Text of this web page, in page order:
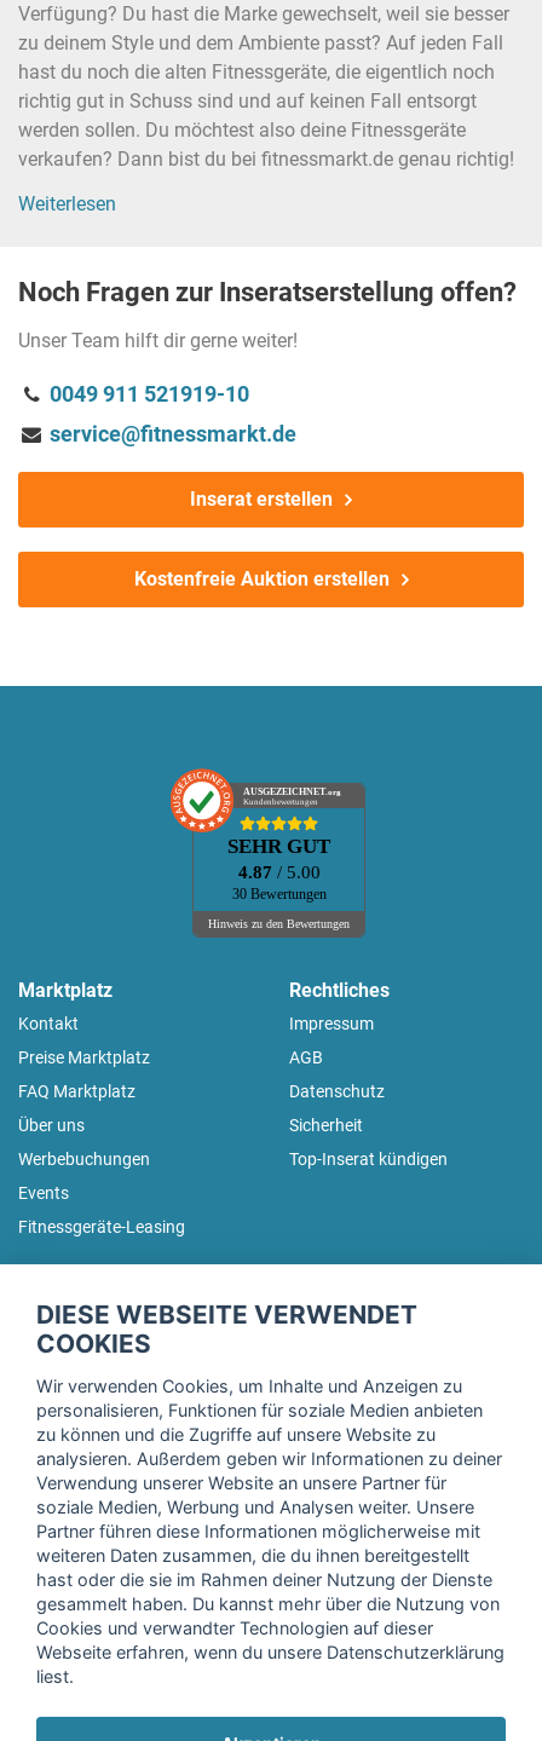
Verfügung? Du hast die Marke gewechselt, weil sie besser
zu deinem Style und dem Ambiente passt? Auf jeden Fall
hast du noch die alten Fitnessgeräte, die eigentlich noch
richtig gut in Schuss sind und auf keinen Fall entsorgt
werden sollen. Du möchtest also deine Fitnessgeräte
verkaufen? Dann bist du bei fitnessmarkt.de genau richtig!
Weiterlesen
Noch Fragen zur Inseratserstellung offen?
Unser Team hilft dir gerne weiter!
0049 911 521919-10
service@fitnessmarkt.de
Inserat erstellen
Kostenfreie Auktion erstellen
AUSGEZEICHNET .org
Kundenbewertungen
SEHR GUT
4.87 / 5.00
30 Bewertungen
Hinweis zu den Bewertungen
Marktplatz
Kontakt
Preise Marktplatz
FAQ Marktplatz
Über uns
Werbebuchungen
Events
Fitnessgeräte-Leasing
Rechtliches
Impressum
AGB
Datenschutz
Sicherheit
Top-Inserat kündigen
Trage dich hier für unseren Newsletter ein und erhalte regelmäßig
Ich stimme der Verarbeitung meiner Daten, wie in der
Einwilligungserklärungder fitnessmarkt.de services GmbH
beschrieben, zu und bestätige, dass ich das 16. Lebensjahr
vollendet habe. Ich kann diese Einwilligung jederzeit mit
Wirkung für die Zukunft widerrufen. Weitere Informationen
finden Sie in unsererDatenschutzerklärung.
DIESE WEBSEITE VERWENDET
COOKIES
Wir verwenden Cookies, um Inhalte und Anzeigen zu
personalisieren, Funktionen für soziale Medien anbieten
zu können und die Zugriffe auf unsere Website zu
analysieren. Außerdem geben wir Informationen zu deiner
Verwendung unserer Website an unsere Partner für
soziale Medien, Werbung und Analysen weiter. Unsere
Partner führen diese Informationen möglicherweise mit
weiteren Daten zusammen, die du ihnen bereitgestellt
hast oder die sie im Rahmen deiner Nutzung der Dienste
gesammelt haben. Du kannst mehr über die Nutzung von
Cookies und verwandter Technologien auf dieser
Webseite erfahren, wenn du unsere Datenschutzerklärung
liest.